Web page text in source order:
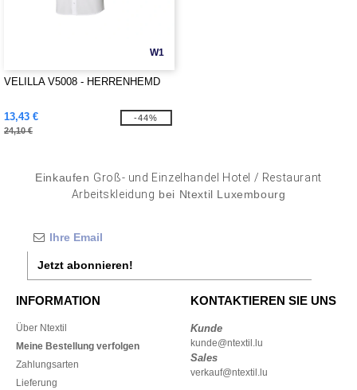
W1
VELILLA V5008 - HERRENHEMD
13,43 €
24,10 €
-44%
Einkaufen Groß- und Einzelhandel Hotel / Restaurant
Arbeitskleidung bei Ntextil Luxembourg
Jetzt abonnieren!
INFORMATION
Über Ntextil
Meine Bestellung verfolgen
Zahlungsarten
Lieferung
KONTAKTIEREN SIE UNS
Kunde
kunde@ntextil.lu
Sales
verkauf@ntextil.lu